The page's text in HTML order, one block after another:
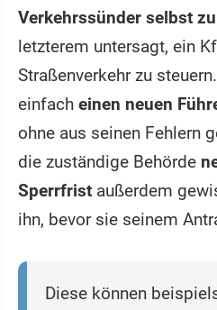
Verkehrssünder selbst
letzterem untersagt, ein
Straßenverkehr zu
einfach einen neuen
ohne aus seinen Fehlern
die zuständige Behörde
Sperrfrist außerdem
ihn, bevor sie seinem
Diese können